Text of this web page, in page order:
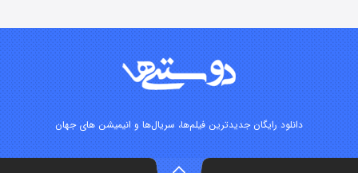
دانلود رایگان جدیدترین فیلم‌ها، سریال‌ها و انیمیشن های جهان